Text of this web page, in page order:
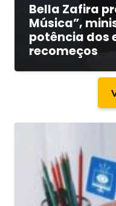
Bella Zafira
Música”,
potência dos
recomeços